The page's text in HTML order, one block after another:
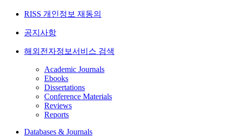
RISS 개인정보 재동의
공지사항
해외전자정보서비스 검색
Academic Journals
Ebooks
Dissertations
Conference Materials
Reviews
Reports
Databases & Journals